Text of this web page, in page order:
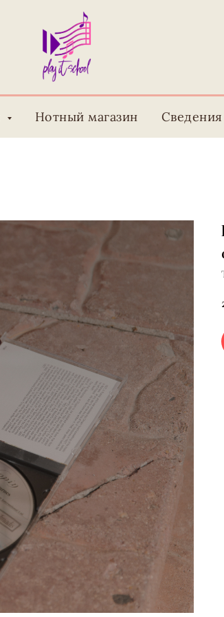
Нотный магазин